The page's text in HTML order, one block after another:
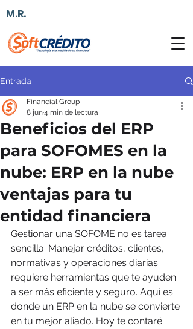
M.R.
Entrada
Beneficios del ERP
para SOFOMES en la
nube: ERP en la nube
ventajas para tu
entidad financiera
Financial Group
8 jun4 min de lectura
Gestionar una SOFOME no es tarea
sencilla. Manejar créditos, clientes,
normativas y operaciones diarias
requiere herramientas que te ayuden
a ser más eficiente y seguro. Aquí es
donde un ERP en la nube se convierte
en tu mejor aliado. Hoy te contaré